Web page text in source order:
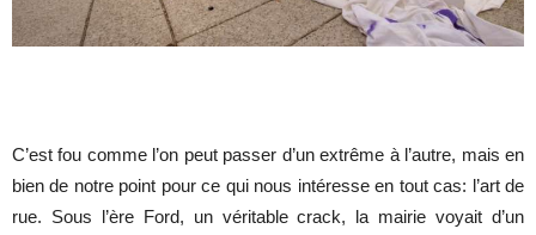
C’est fou comme l’on peut passer d’un extrême à l’autre, mais en
bien de notre point pour ce qui nous intéresse en tout cas: l’art de
rue. Sous l’ère Ford, un véritable crack, la mairie voyait d’un